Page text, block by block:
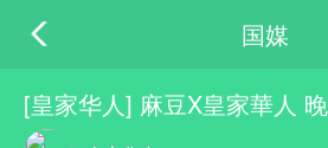
国媒
[皇家华人] 麻豆X皇家華人